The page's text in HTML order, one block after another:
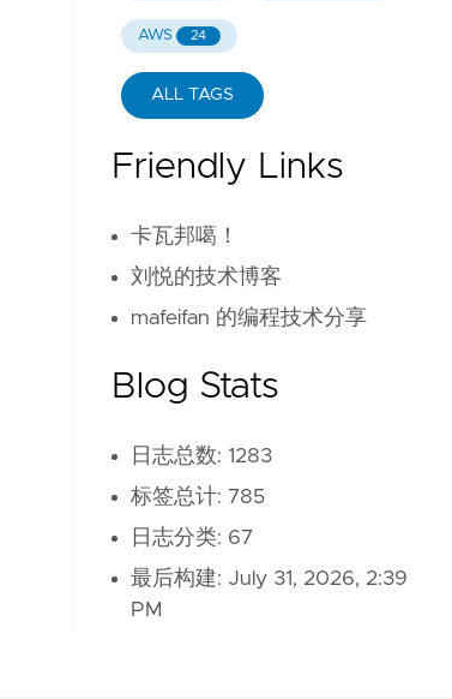
AWS 24
ALL TAGS
Friendly Links
卡瓦邦噶！
刘悦的技术博客
mafeifan 的编程技术分享
Blog Stats
日志总数: 1283
标签总计: 785
日志分类: 67
最后构建: July 31, 2026, 2:39
PM